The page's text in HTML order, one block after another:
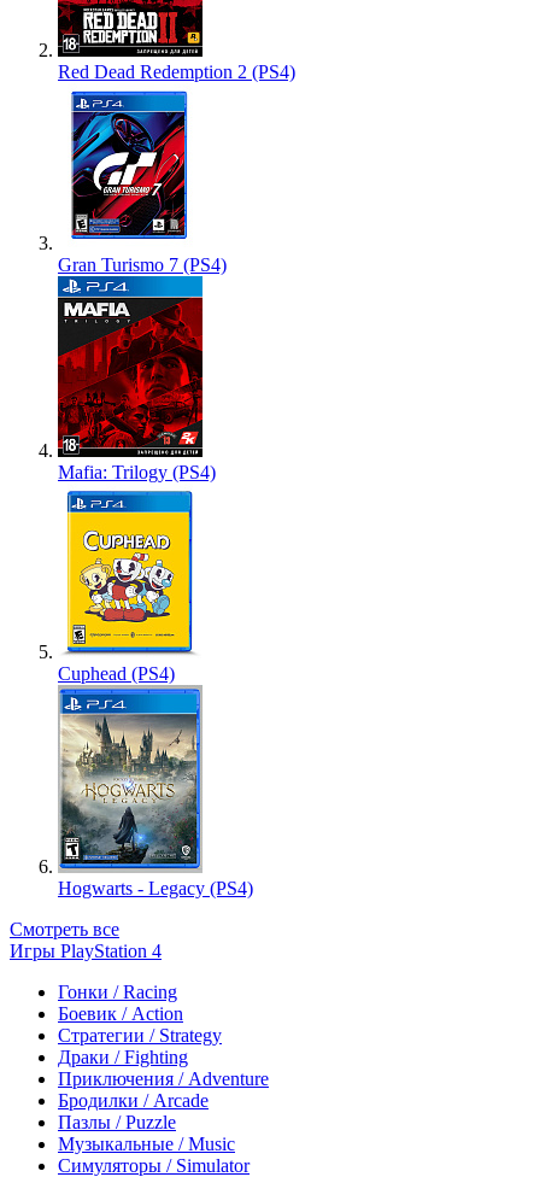
Red Dead Redemption 2 (PS4)
Gran Turismo 7 (PS4)
Mafia: Trilogy (PS4)
Cuphead (PS4)
Hogwarts - Legacy (PS4)
Смотреть все
Игры PlayStation 4
Гонки / Racing
Боевик / Action
Стратегии / Strategy
Драки / Fighting
Приключения / Adventure
Бродилки / Arcade
Пазлы / Puzzle
Музыкальные / Music
Симуляторы / Simulator